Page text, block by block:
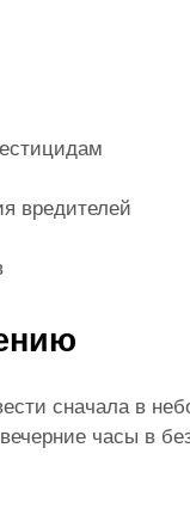
вредителей
сначала в
часы в